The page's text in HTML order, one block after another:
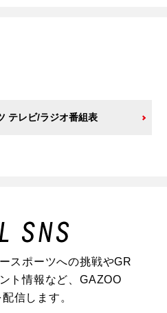
テレビ/ラジオ番組表
スポーツへの挑戦やGR
ト情報など、GAZOO
信します。